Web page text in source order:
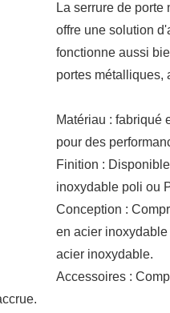
La serrure de
offre une solution
fonctionne aussi
portes métalliques,
Matériau : fabriqué
pour des
Finition :
inoxydable poli ou
Conception :
en acier
acier inoxydable.
Accessoires :